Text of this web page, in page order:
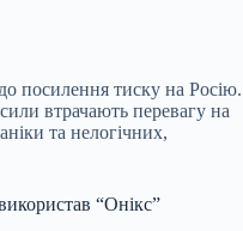
посилення тиску на Росію.
втрачають перевагу на
та нелогічних,
“Онікс”